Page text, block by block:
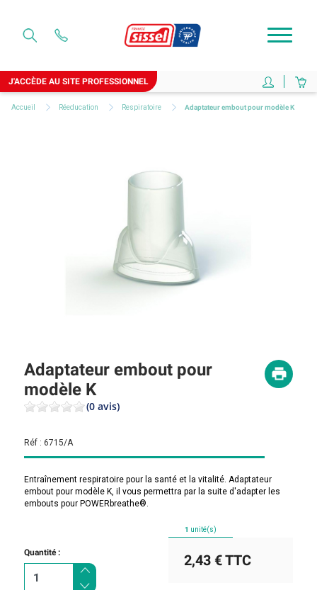
J'ACCÈDE AU SITE PROFESSIONNEL
Accueil Réeducation Respiratoire Adaptateur embout pour modèle K
Adaptateur embout pour
modèle K
(0 avis)
Réf : 6715/A
Entraînement respiratoire pour la santé et la vitalité. Adaptateur
embout pour modèle K, il vous permettra par la suite d'adapter les
embouts pour POWERbreathe®.
Quantité :
1 unité(s)
2,43 €TTC